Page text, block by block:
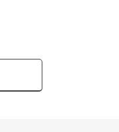
施大多數